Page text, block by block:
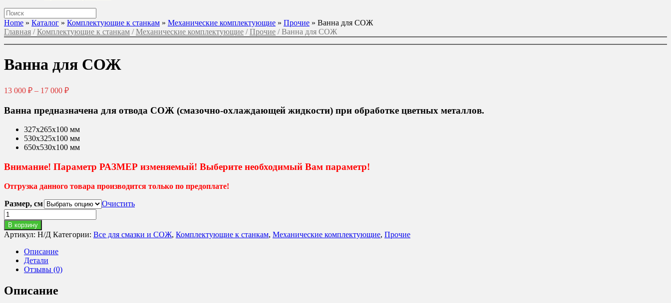
Поиск
по:
Home » Каталог » Комплектующие к станкам » Механические комплектующие » Прочие » Ванна для СОЖ
Главная /Комплектующие к станкам /Механические комплектующие /Прочие / Ванна для СОЖ
Ванна для СОЖ
13 000 ₽ – 17 000 ₽Диапазон
–
17
000 ₽
Ванна предназначена для отвода СОЖ (смазочно-охлаждающей жидкости) при обработке цветных металлов.
327х265х100 мм
530х325х100 мм
650х530х100 мм
Внимание! Параметр РАЗМЕР изменяемый! Выберите необходимый Вам параметр!
Отгрузка данного товара производится только по предоплате!
Размер, см
Очистить
Количество
товара
Ванна
для
СОЖ
В корзину
Артикул: Н/Д Категории: Все для смазки и СОЖ, Комплектующие к станкам, Механические комплектующие, Прочие
Описание
Детали
Отзывы (0)
Описание